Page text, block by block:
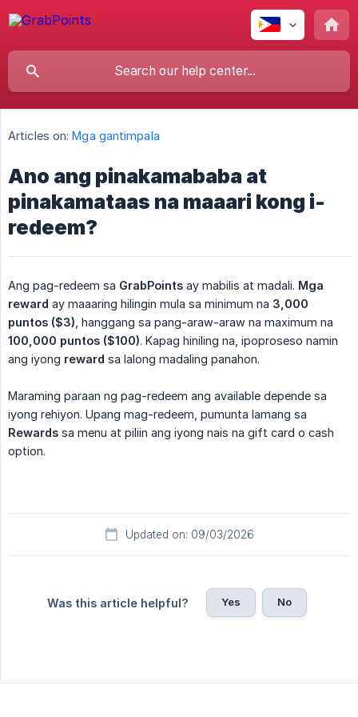
Articles on: Mga gantimpala
Ano ang pinakamababa at
pinakamataas na maaari kong i-
redeem?
Ang pag-redeem sa GrabPoints ay mabilis at madali. Mga
reward ay maaaring hilingin mula sa minimum na 3,000
puntos ($3) , hanggang sa pang-araw-araw na maximum na
100,000 puntos ($100). Kapag hiniling na, ipoproseso namin
ang iyong reward sa lalong madaling panahon.
Maraming paraan ng pag-redeem ang available depende sa
iyong rehiyon. Upang mag-redeem, pumunta lamang sa
Rewards sa menu at piliin ang iyong nais na gift card o cash
option.
Updated on: 09/03/2026
Was this article helpful? Yes No